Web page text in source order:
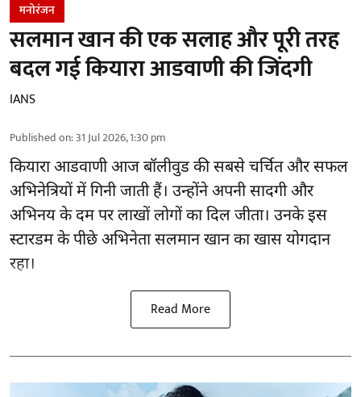
मनोरंजन
सलमान खान की एक सलाह और पूरी तरह
बदल गई कियारा आडवाणी की जिंदगी
IANS
Published on:31 Jul 2026, 1:30 pm
कियारा आडवाणी आज बॉलीवुड की सबसे चर्चित और सफल
अभिनेत्रियों में गिनी जाती हैं। उन्होंने अपनी सादगी और
अभिनय के दम पर लाखों लोगों का दिल जीता। उनके इस
स्टारडम के पीछे अभिनेता सलमान खान का खास योगदान
रहा।
Read More